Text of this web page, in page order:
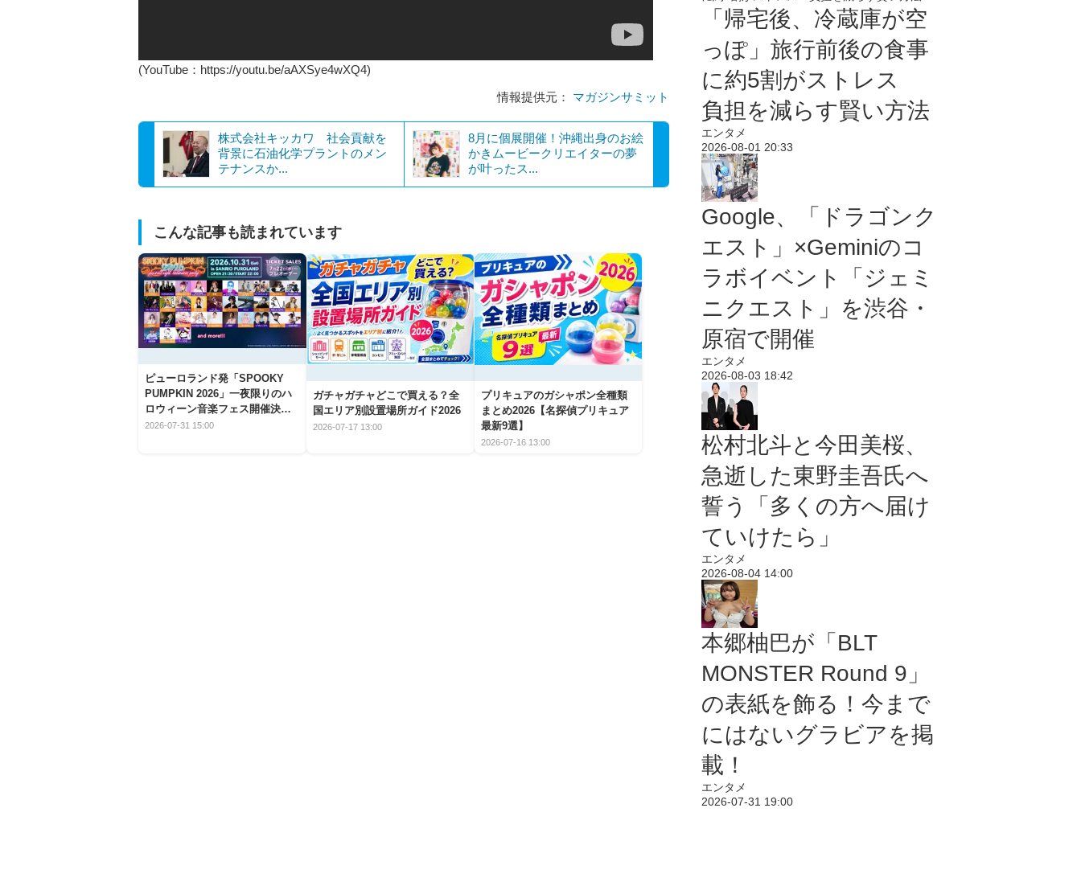
(YouTube：https://youtu.be/aAXSye4wXQ4)
情報提供元： マガジンサミット
株式会社キッカワ 社会貢献を
背景に石油化学プラントのメン
テナンスか...
8月に個展開催！沖縄出身のお絵
かきムービークリエイターの夢
が叶ったス...
こんな記事も読まれています
ピューロランド発「SPOOKY
PUMPKIN 2026」一夜限りのハ
ロウィーン音楽フェス開催決
定！
2026-07-31 15:00
ガチャガチャどこで買える？全
国エリア別設置場所ガイド2026
2026-07-17 13:00
プリキュアのガシャポン全種類
まとめ2026【名探偵プリキュア
最新9選】
2026-07-16 13:00
「帰宅後、冷蔵庫が空
っぽ」旅行前後の食事
に約5割がストレス
負担を減らす賢い方法
エンタメ
2026-08-01 20:33
Google、「ドラゴンク
エスト」×Geminiのコ
ラボイベント「ジェミ
ニクエスト」を渋谷・
原宿で開催
エンタメ
2026-08-03 18:42
松村北斗と今田美桜、
急逝した東野圭吾氏へ
誓う「多くの方へ届け
ていけたら」
エンタメ
2026-08-04 14:00
本郷柚巴が「BLT
MONSTER Round 9」
の表紙を飾る！今まで
にはないグラビアを掲
載！
エンタメ
2026-07-31 19:00